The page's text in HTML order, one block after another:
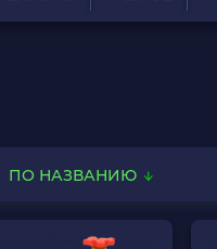
ПО НАЗВАНИЮ